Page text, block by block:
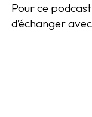
Pour ce
d’échanger